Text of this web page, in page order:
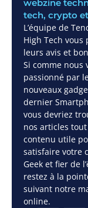
webzine
tech, crypto
L’équipe de
High Tech vous
leurs avis et
Si comme nous
passionné par
nouveaux
dernier
vous devriez
nos articles
contenu utile
satisfaire votre
Geek et fier de
restez à la
suivant notre
online.